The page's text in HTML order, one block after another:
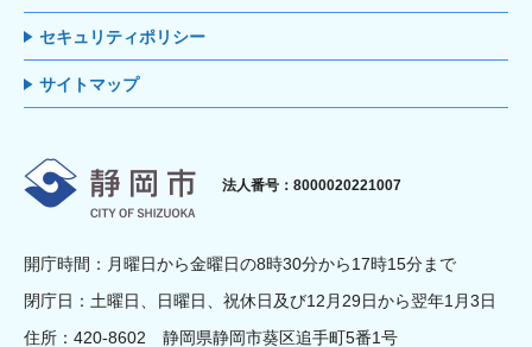
セキュリティポリシー
サイトマップ
静岡市
法人番号：8000020221007
開庁時間：月曜日から金曜日の8時30分から17時15分まで
閉庁日：土曜日、日曜日、祝休日及び12月29日から翌年1月3日
住所：420-8602 静岡県静岡市葵区追手町5番1号